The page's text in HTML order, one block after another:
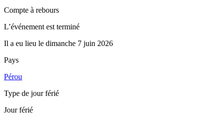
Compte à rebours
L’événement est terminé
Il a eu lieu le dimanche 7 juin 2026
Pays
Pérou
Type de jour férié
Jour férié